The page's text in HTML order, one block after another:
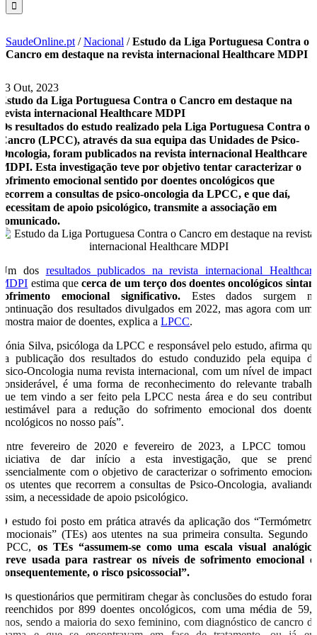
SaudeOnline.pt /Nacional /Estudo da Liga Portuguesa Contra o
Cancro em destaque na revista internacional Healthcare MDPI
13 Out, 2023
Estudo da Liga Portuguesa Contra o Cancro em destaque na
revista internacional Healthcare MDPI
Os resultados do estudo realizado pela Liga Portuguesa Contra o
Cancro (LPCC), através da sua equipa das Unidades de Psico-
Oncologia, foram publicados na revista internacional Healthcare
MDPI. Esta investigação teve por objetivo tentar caracterizar o
sofrimento emocional sentido por doentes oncológicos que
recorrem a consultas de psico-oncologia da LPCC, e que daí,
necessitam de apoio psicológico, transmite a associação em
comunicado.
Um dos resultados publicados na revista internacional Healthcare
MDPI estima quecerca de um terço dos doentes oncológicos sintam
sofrimento emocional significativo.Estes dados surgem na
continuação dos resultados divulgados em 2022, mas agora com uma
amostra maior de doentes, explica aLPCC.
Sónia Silva, psicóloga da LPCC e responsável pelo estudo, afirma que
“a publicação dos resultados do estudo conduzido pela equipa de
Psico-Oncologia numa revista internacional, com um nível de impacto
considerável, é uma forma de reconhecimento do relevante trabalho
que tem vindo a ser feito pela LPCC nesta área e do seu contributo
inestimável para a redução do sofrimento emocional dos doentes
oncológicos no nosso país”.
Entre fevereiro de 2020 e fevereiro de 2023, a LPCC tomou a
iniciativa de dar início a esta investigação, que se prende
essencialmente com o objetivo de caracterizar o sofrimento emocional
dos utentes que recorrem a consultas de Psico-Oncologia, avaliando,
assim, a necessidade de apoio psicológico.
O estudo foi posto em prática através da aplicação dos “Termómetros
Emocionais” (TEs) aos utentes na sua primeira consulta. Segundo a
LPCC, os TEs “assumem-se como uma escala visual analógica
breve usada para rastrear os níveis de sofrimento emocional e,
consequentemente, o risco psicossocial”.
Os questionários que permitiram chegar às conclusões do estudo foram
preenchidos por 899 doentes oncológicos, com uma média de 59,9
anos, sendo a maioria do sexo feminino, com diagnóstico de cancro da